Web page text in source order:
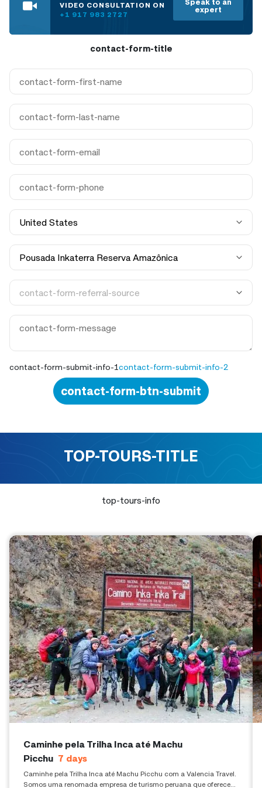
+ Você pode beber água da torneira no Perú?
VIDEO CONSULTATION ON
+1 917 983 2727
expert
contact-form-title
contact-form-submit-info-1contact-form-submit-info-2
contact-form-btn-submit
TOP-TOURS-TITLE
top-tours-info
Caminhe pela Trilha Inca até Machu
Picchu 7 days
Caminhe pela Trilha Inca até Machu Picchu com a Valencia Travel.
Somos uma renomada empresa de turismo peruana que oferece